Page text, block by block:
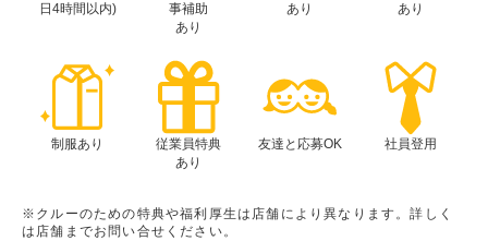
日4時間以内)
事補助
あり
あり
あり
制服あり
従業員特典
あり
友達と応募OK 社員登用
※クルーのための特典や福利厚生は店舗により異なります。詳しく
は店舗までお問い合せください。